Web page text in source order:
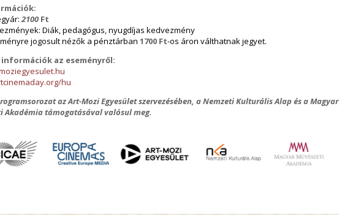
2100 Ft
Diák, pedagógus, nyugdíjas kedvezmény
jogosult nézők a pénztárban 1700 Ft-os áron válthatnak jegyet.
az eseményről:
hu
az Art-Mozi Egyesület szervezésében, a Nemzeti Kulturális Alap és a Magyar
Akadémia támogatásával valósul meg.